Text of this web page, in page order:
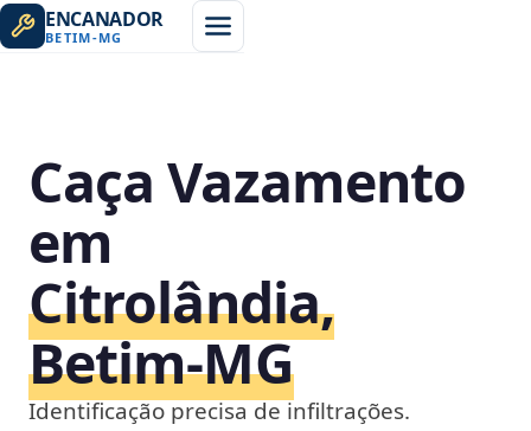
ENCANADOR
BETIM-MG
Caça Vazamento
em
Citrolândia,
Betim‑MG
Identificação precisa de infiltrações.